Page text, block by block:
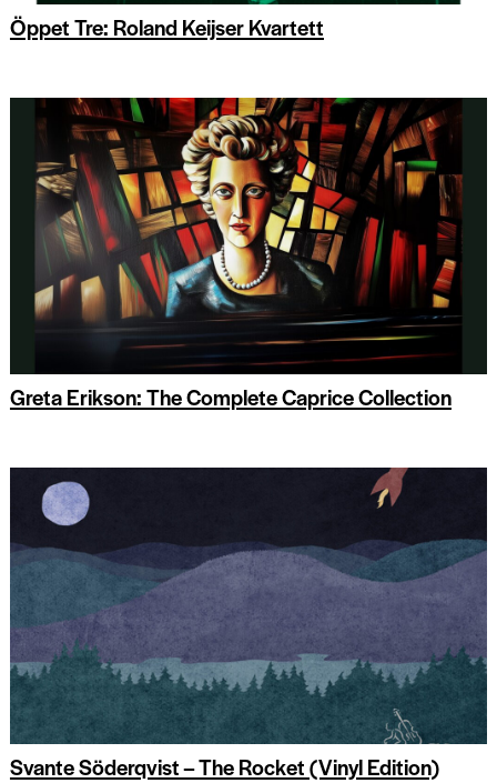
Öppet Tre: Roland Keijser Kvartett
Greta Erikson: The Complete Caprice Collection
Svante Söderqvist – The Rocket (Vinyl Edition)